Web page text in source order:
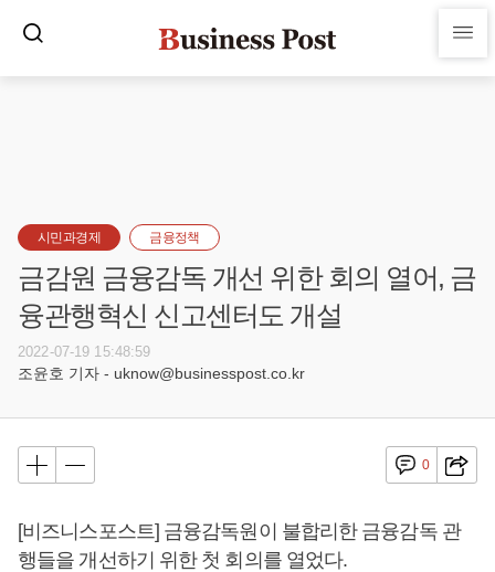
시민과경제 금융정책
금감원 금융감독 개선 위한 회의 열어, 금
융관행혁신 신고센터도 개설
2022-07-19 15:48:59
조윤호 기자 - uknow@businesspost.co.kr
0
[비즈니스포스트] 금융감독원이 불합리한 금융감독 관
행들을 개선하기 위한 첫 회의를 열었다.